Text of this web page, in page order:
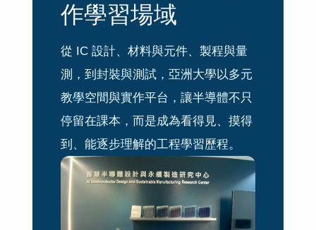
作學習場域
從 IC 設計、材料與元件、製程與量
測，到封裝與測試，亞洲大學以多元
教學空間與實作平台，讓半導體不只
停留在課本，而是成為看得見、摸得
到、能逐步理解的工程學習歷程。